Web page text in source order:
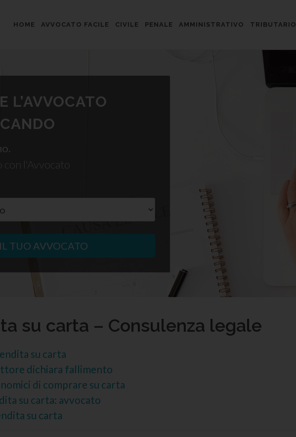
HOME AVVOCATO FACILE CIVILE PENALE AMMINISTRATIVO TRIBUTARIO
L’AVVOCATO
con l'Avvocato
TUO AVVOCATO
su carta – Consulenza legale
su carta
dichiara fallimento
di comprare su carta
su carta: avvocato
su carta